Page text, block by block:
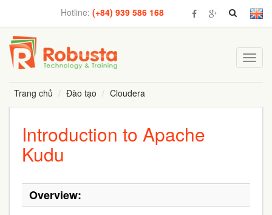
Hotline: (+84) 939 586 168
Trang chủ
Đào tạo Cloudera
Introduction to Apache
Kudu
Overview: